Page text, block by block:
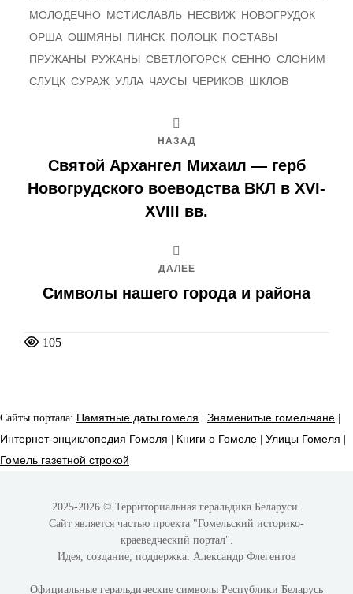
МОЛОДЕЧНО МСТИСЛАВЛЬ НЕСВИЖ НОВОГРУДОК
ОРША ОШМЯНЫ ПИНСК ПОЛОЦК ПОСТАВЫ
ПРУЖАНЫ РУЖАНЫ СВЕТЛОГОРСК СЕННО СЛОНИМ
СЛУЦК СУРАЖ УЛЛА ЧАУСЫ ЧЕРИКОВ ШКЛОВ
НАЗАД
Святой Архангел Михаил — герб
Новогрудского воеводства ВКЛ в XVI-
XVIII вв.
ДАЛЕЕ
Символы нашего города и района
105
Сайты портала: Памятные даты гомеля | Знаменитые гомельчане |
Интернет-энциклопедия Гомеля | Книги о Гомеле | Улицы Гомеля |
Гомель газетной строкой
2025-2026 © Территориальная геральдика Беларуси.
Сайт является частью проекта "Гомельский историко-
краеведческий портал"
Идея, создание, поддержка: Александр Флегентов
Официальные геральдические символы Республики Беларусь